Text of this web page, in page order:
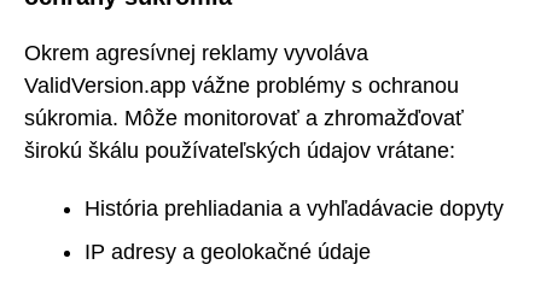
Okrem agresívnej reklamy vyvoláva
ValidVersion.app vážne problémy s ochranou
súkromia. Môže monitorovať a zhromažďovať
širokú škálu používateľských údajov vrátane:
História prehliadania a vyhľadávacie dopyty
IP adresy a geolokačné údaje